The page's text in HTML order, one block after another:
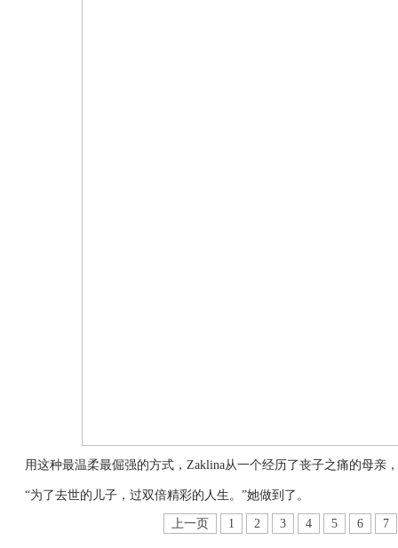
用这种最温柔最倔强的方式，Zaklina从一个经历了丧子之痛的母亲
“为了去世的儿子，过双倍精彩的人生。”她做到了。
上一页 1 2 3 4 5 6 7